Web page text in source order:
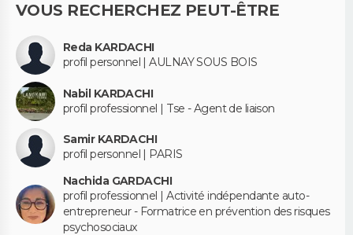
VOUS RECHERCHEZ PEUT-ÊTRE
Reda KARDACHI
profil personnel | AULNAY SOUS BOIS
Nabil KARDACHI
profil professionnel | Tse - Agent de liaison
Samir KARDACHI
profil personnel | PARIS
Nachida GARDACHI
profil professionnel | Activité indépendante auto-
entrepreneur - Formatrice en prévention des risques
psychosociaux